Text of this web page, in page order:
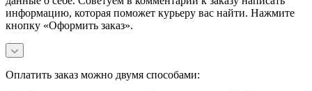
информацию, которая поможет курьеру вас найти. Нажмите
кнопку «Оформить заказ».
Оплатить заказ можно двумя способами: